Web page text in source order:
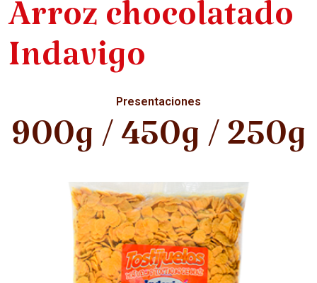
Arroz chocolatado
Indavigo
Presentaciones
900g / 450g / 250g